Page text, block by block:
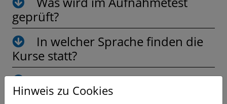
geprüft?
In welcher Sprache finden die
Kurse statt?
Mit welchen weiteren Kosten
sollte man rechnen?
Hinweis zu Cookies